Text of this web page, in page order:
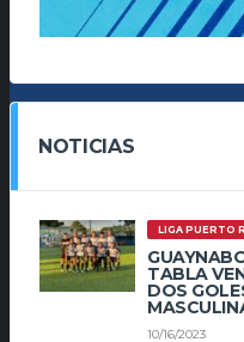
NOTICIAS
LIGA PUERTO
TABLA
DOS
10/16/2023